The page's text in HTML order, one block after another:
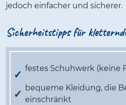
jedoch einfacher und sicherer.
Sicherheitstipps für
festes Schuhwerk (keine
bequeme Kleidung, die
einschränkt